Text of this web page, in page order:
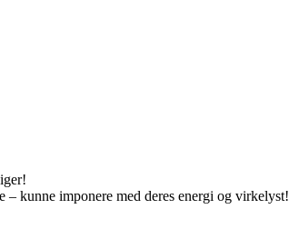
kunne imponere med deres energi og virkelyst!